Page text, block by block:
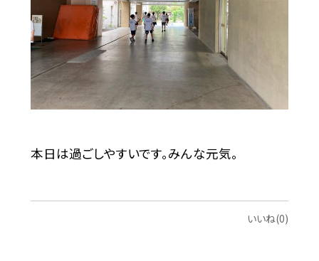
本日は過ごしやすいです。みんな元気。
いいね(0)